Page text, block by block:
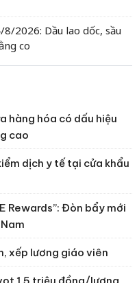
2026: Dầu lao dốc, sầu
co
hàng hóa có dấu hiệu
cao
dịch y tế tại cửa khẩu
Rewards”: Đòn bẩy mới
xếp lương giáo viên